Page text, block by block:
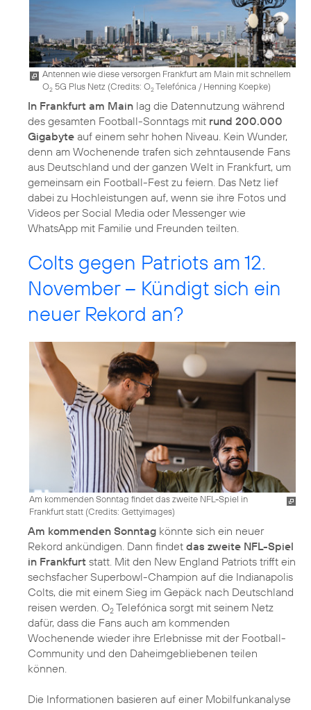
Antennen wie diese versorgen Frankfurt am Main mit schnellem
O2 5G Plus Netz (Credits: O2Telefónica / Henning Koepke)
In Frankfurt am Main lag die Datennutzung während
des gesamten Football-Sonntags mit rund 200.000
Gigabyte auf einem sehr hohen Niveau. Kein Wunder,
denn am Wochenende trafen sich zehntausende Fans
aus Deutschland und der ganzen Welt in Frankfurt, um
gemeinsam ein Football-Fest zu feiern. Das Netz lief
dabei zu Hochleistungen auf, wenn sie ihre Fotos und
Videos per Social Media oder Messenger wie
WhatsApp mit Familie und Freunden teilten.
Colts gegen Patriots am 12.
November – Kündigt sich ein
neuer Rekord an?
Am kommenden Sonntag findet das zweite NFL-Spiel in
Frankfurt statt (Credits: Gettyimages)
Am kommenden Sonntag könnte sich ein neuer
Rekord ankündigen. Dann findet das zweite NFL-Spiel
in Frankfurt statt. Mit den New England Patriots trifft ein
sechsfacher Superbowl-Champion auf die Indianapolis
Colts, die mit einem Sieg im Gepäck nach Deutschland
reisen werden. O2 Telefónica sorgt mit seinem Netz
dafür, dass die Fans auch am kommenden
Wochenende wieder ihre Erlebnisse mit der Football-
Community und den Daheimgebliebenen teilen
können.
Die Informationen basieren auf einer Mobilfunkanalyse